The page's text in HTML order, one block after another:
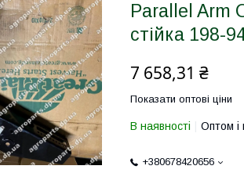
Parallel Arm
стійка 198-
7 658,31 ₴
Показати оптові ціни
В наявності Оптом і
+380678420656